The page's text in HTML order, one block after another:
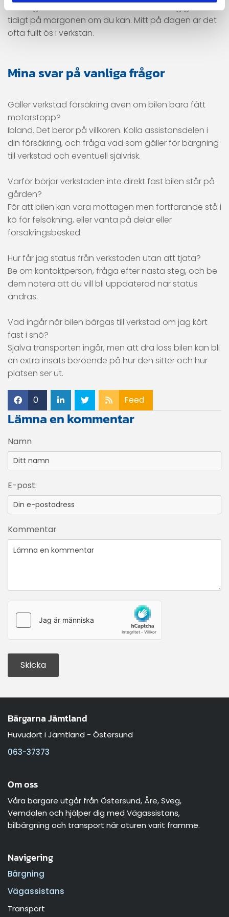
mottagen och står i kö. Och en sak till - ring gärna
tidigt på morgonen om du kan. Mitt på dagen är det
ofta fullt ös i verkstan.
Mina svar på vanliga frågor
Gäller verkstad försäkring även om bilen bara fått
motorstopp?
Ibland. Det beror på villkoren. Kolla assistansdelen i
din försäkring, och fråga vad som gäller för bärgning
till verkstad och eventuell självrisk.
Varför börjar verkstaden inte direkt fast bilen står på
gården?
För att bilen kan vara mottagen men fortfarande stå i
kö för felsökning, eller vänta på delar eller
försäkringsbesked.
Hur får jag status från verkstaden utan att tjata?
Be om kontaktperson, fråga efter nästa steg, och be
dem notera att du vill bli uppdaterad när status
ändras.
Vad ingår när bilen bärgas till verkstad om jag kört
fast i snö?
Själva transporten ingår, men att dra loss bilen kan bli
en extra insats beroende på hur den sitter och hur
platsen ser ut.
0 Feed
Lämna en kommentar
Namn
E-post:
Kommentar
Bärgarna Jämtland
Huvudort i Jämtland - Östersund
063-37373
Om oss
Våra bärgare utgår från Östersund, Åre, Sveg,
Vemdalen och hjälper dig med Vägassistans,
bilbärgning och transport när oturen varit framme.
Navigering
Bärgning
Vägassistans
Transport